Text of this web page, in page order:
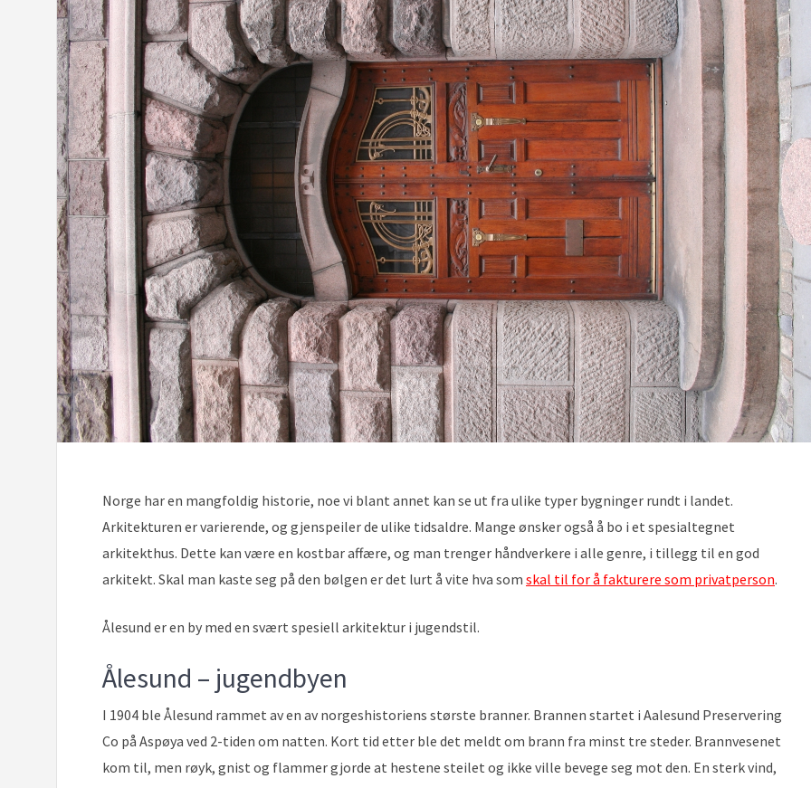
Norge har en mangfoldig historie, noe vi blant annet kan se ut fra ulike typer bygninger rundt i landet.
Arkitekturen er varierende, og gjenspeiler de ulike tidsaldre. Mange ønsker også å bo i et spesialtegnet
arkitekthus. Dette kan være en kostbar affære, og man trenger håndverkere i alle genre, i tillegg til en god
arkitekt. Skal man kaste seg på den bølgen er det lurt å vite hva som skal til for å fakturere som privatperson.
Ålesund er en by med en svært spesiell arkitektur i jugendstil.
Ålesund – jugendbyen
I 1904 ble Ålesund rammet av en av norgeshistoriens største branner. Brannen startet i Aalesund Preservering
Co på Aspøya ved 2-tiden om natten. Kort tid etter ble det meldt om brann fra minst tre steder. Brannvesenet
kom til, men røyk, gnist og flammer gjorde at hestene steilet og ikke ville bevege seg mot den. En sterk vind,